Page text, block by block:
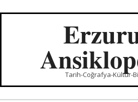
Tarih-Coğrafya-Kültür-